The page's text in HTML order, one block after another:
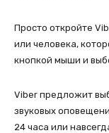
Просто откройте
или человека,
кнопкой мыши и
Viber предложит
звуковых
24 часа или